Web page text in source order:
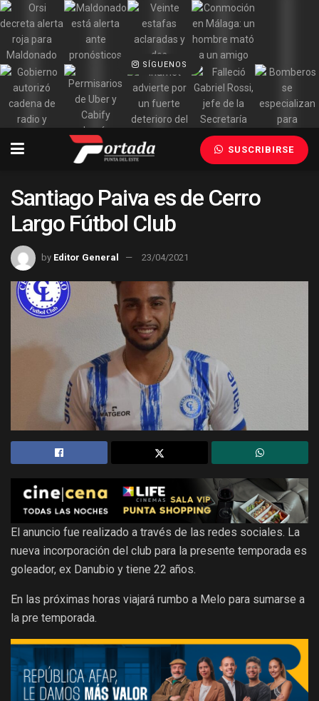
SÍGUENOS
SUSCRIBIRSE
Santiago Paiva es de Cerro
Largo Fútbol Club
by Editor General 23/04/2021
El anuncio fue realizado a través de las redes sociales. La
nueva incorporación del club para la presente temporada es
goleador, ex Danubio y tiene 22 años.
En las próximas horas viajará rumbo a Melo para sumarse a
la pre temporada.